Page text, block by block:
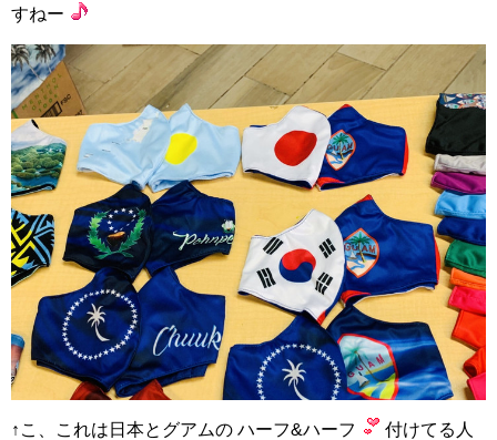
すねー
↑こ、これは日本とグアムの ハーフ&ハーフ
付けてる人